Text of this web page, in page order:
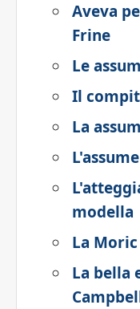
Aveva
Frine
Le
Il
La
modella
La
La bella